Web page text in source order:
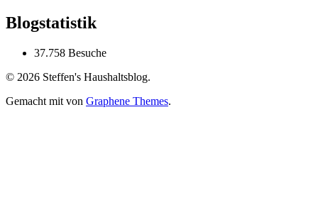
Blogstatistik
37.758 Besuche
© 2026 Steffen's Haushaltsblog.
Gemacht mit von Graphene Themes.